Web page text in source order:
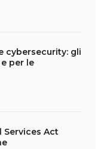
cybersecurity: gli
per le
Act